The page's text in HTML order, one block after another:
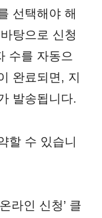
선택해야 해
탕으로 신청
수를 자동으
완료되면, 지
발송됩니다.
할 수 있습니
라인 신청’ 클